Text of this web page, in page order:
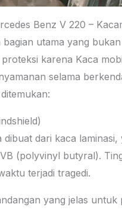
Benz V 220 –
bagian utama yang
karena Kaca
selama
dibuat dari kaca
(polyvinyl butyral).
terjadi tragedi.
yang jelas